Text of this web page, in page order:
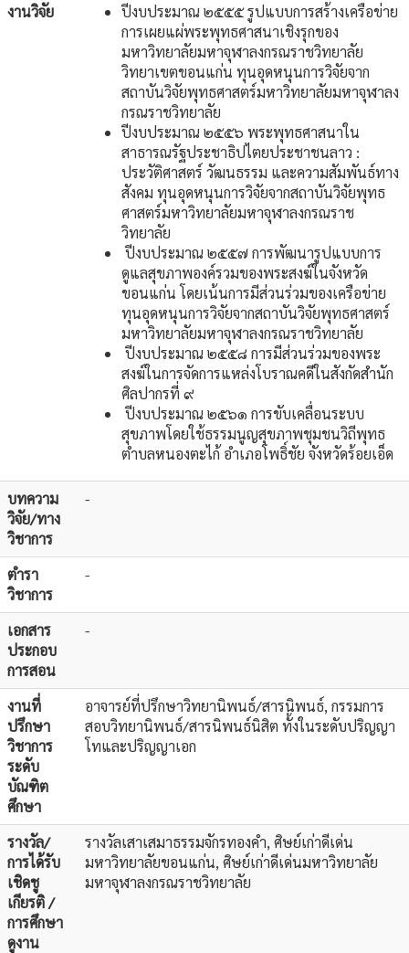
งานวิจัย
ปีงบประมาณ ๒๕๕๕ รูปแบบการสร้างเครือข่าย
การเผยแผ่พระพุทธศาสนาเชิงรุกของ
มหาวิทยาลัยมหาจุฬาลงกรณราชวิทยาลัย
วิทยาเขตขอนแก่น ทุนอุดหนุนการวิจัยจาก
สถาบันวิจัยพุทธศาสตร์มหาวิทยาลัยมหาจุฬาลง
กรณราชวิทยาลัย
ปีงบประมาณ ๒๕๕๖ พระพุทธศาสนาใน
สาธารณรัฐประชาธิปไตยประชาชนลาว :
ประวัติศาสตร์ วัฒนธรรม และความสัมพันธ์ทาง
สังคม ทุนอุดหนุนการวิจัยจากสถาบันวิจัยพุทธ
ศาสตร์มหาวิทยาลัยมหาจุฬาลงกรณราช
วิทยาลัย
ปีงบประมาณ ๒๕๕๗ การพัฒนารูปแบบการ
ดูแลสุขภาพองค์รวมของพระสงฆ์ในจังหวัด
ขอนแก่น โดยเน้นการมีส่วนร่วมของเครือข่าย
ทุนอุดหนุนการวิจัยจากสถาบันวิจัยพุทธศาสตร์
มหาวิทยาลัยมหาจุฬาลงกรณราชวิทยาลัย
ปีงบประมาณ ๒๕๕๘ การมีส่วนร่วมของพระ
สงฆ์ในการจัดการแหล่งโบราณคดีในสังกัดสำนัก
ศิลปากรที่ ๙
ปีงบประมาณ ๒๕๖๑ การขับเคลื่อนระบบ
สุขภาพโดยใช้ธรรมนูญสุขภาพชุมชนวิถีพุทธ
ตำบลหนองตะไก้ อำเภอโพธิ์ชัย จังหวัดร้อยเอ็ด
บทความ
วิจัย/ทาง
วิชาการ
-
ตำรา
วิชาการ
-
เอกสาร
ประกอบ
การสอน
-
งานที่
ปรึกษา
วิชาการ
ระดับ
บัณฑิต
ศึกษา
อาจารย์ที่ปรึกษาวิทยานิพนธ์/สารนิพนธ์, กรรมการ
สอบวิทยานิพนธ์/สารนิพนธ์นิสิต ทั้งในระดับปริญญา
โทและปริญญาเอก
รางวัล/
การได้รับ
เชิดชู
เกียรติ /
การศึกษา
ดูงาน
รางวัลเสาเสมาธรรมจักรทองคำ, ศิษย์เก่าดีเด่น
มหาวิทยาลัยขอนแก่น, ศิษย์เก่าดีเด่นมหาวิทยาลัย
มหาจุฬาลงกรณราชวิทยาลัย